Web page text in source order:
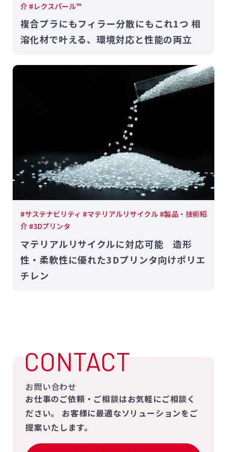
介 #レクスパール™
複合プラにもフィラー分散にもこれ1つ 相
溶化材で叶える、環境対応と性能の両立
#サステナビリティ #マテリアルリサイクル #製品・技術紹
介 #3Dプリンタ
マテリアルリサイクルに対応可能 造形
性・柔軟性に優れた3Dプリンタ向けポリエ
チレン
CONTACT
お問い合わせ
お仕事のご依頼・ご相談はお気軽にご相談く
ださい。
お客様に最適なソリューションをご
提案いたします。